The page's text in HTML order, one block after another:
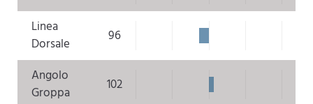
Linea
Dorsale
96
Angolo
Groppa
102